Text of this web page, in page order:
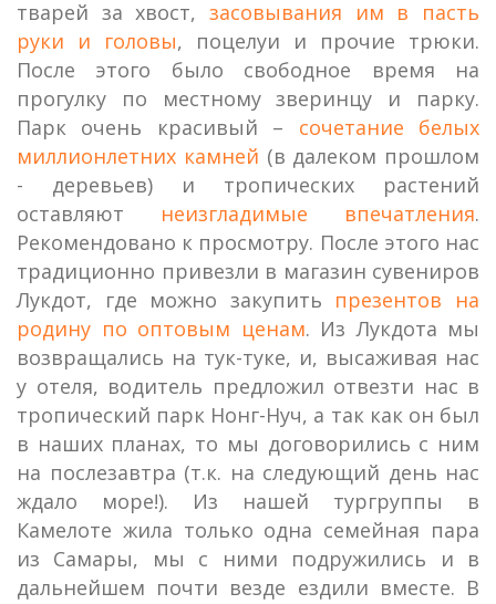
тварей за хвост, засовывания им в пасть
руки и головы, поцелуи и прочие трюки.
После этого было свободное время на
прогулку по местному зверинцу и парку.
Парк очень красивый – сочетание белых
миллионлетних камней (в далеком прошлом
- деревьев) и тропических растений
оставляют неизгладимые впечатления.
Рекомендовано к просмотру. После этого нас
традиционно привезли в магазин сувениров
Лукдот, где можно закупить презентов на
родину по оптовым ценам. Из Лукдота мы
возвращались на тук-туке, и, высаживая нас
у отеля, водитель предложил отвезти нас в
тропический парк Нонг-Нуч, а так как он был
в наших планах, то мы договорились с ним
на послезавтра (т.к. на следующий день нас
ждало море!). Из нашей тургруппы в
Камелоте жила только одна семейная пара
из Самары, мы с ними подружились и в
дальнейшем почти везде ездили вместе. В